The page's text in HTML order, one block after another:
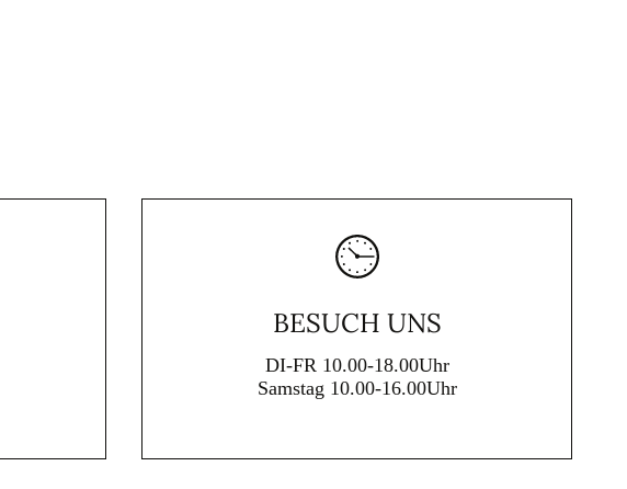
BESUCH UNS
DI-FR 10.00-18.00Uhr
Samstag 10.00-16.00Uhr